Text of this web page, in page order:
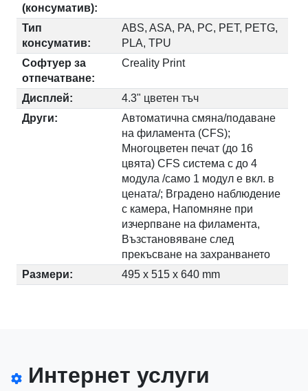
(консуматив):
Тип
консуматив:
ABS, ASA, PA, PC, PET, PETG,
PLA, TPU
Софтуер за
отпечатване:
Creality Print
Дисплей:
4.3" цветен тъч
Други:
Автоматична смяна/подаване
на филамента (CFS);
Многоцветен печат (до 16
цвята) CFS система с до 4
модула /само 1 модул е вкл. в
цената/; Вградено наблюдение
с камера, Напомняне при
изчерпване на филамента,
Възстановяване след
прекъсване на захранването
Размери:
495 x 515 x 640 mm
Интернет услуги